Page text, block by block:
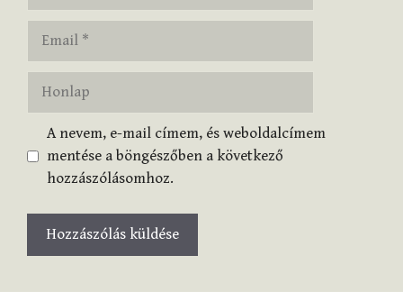
Honlap
A nevem, e-mail címem, és weboldalcímem
mentése a böngészőben a következő
hozzászólásomhoz.